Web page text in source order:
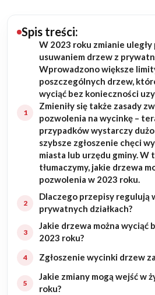
Budowa domu
Rezydencje
Rozbudowa
Remonty
Budynki biurowe
Realizacje
Referencje
Filmy
Ogrody
Spis treści:
W 2023 roku zmianie
usuwaniem drzew z
Wprowadzono większe
poszczególnych drzew,
wyciąć bez konieczności
Zmieniły się także zasady
pozwolenia na wycinkę –
przypadków wystarczy
szybsze zgłoszenie chęci
miasta lub urzędu gminy. W
tłumaczymy, jakie drzewa
pozwolenia w 2023 roku.
Dlaczego przepisy regulują
prywatnych działkach?
Jakie drzewa można wyciąć
2023 roku?
Zgłoszenie wycinki drzew
Jakie zmiany mogą wejść w
roku?